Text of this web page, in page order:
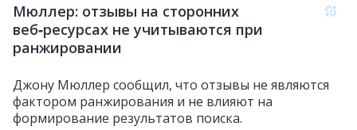
Мюллер: отзывы на сторонних
веб‑ресурсах не учитываются при
ранжировании
Джону Мюллер сообщил, что отзывы не являются
фактором ранжирования и не влияют на
формирование результатов поиска.